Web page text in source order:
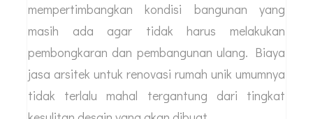
mempertimbangkan kondisi bangunan yang
masih ada agar tidak harus melakukan
pembongkaran dan pembangunan ulang. Biaya
jasa arsitek untuk renovasi rumah unik umumnya
tidak terlalu mahal tergantung dari tingkat